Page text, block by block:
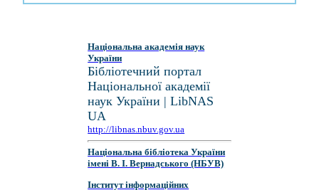
Національна академія наук
України
Бібліотечний портал
Національної академії
наук України | LibNAS
UA
http://libnas.nbuv.gov.ua
Національна бібліотека України
імені В. І. Вернадського (НБУВ)
Інститут інформаційних